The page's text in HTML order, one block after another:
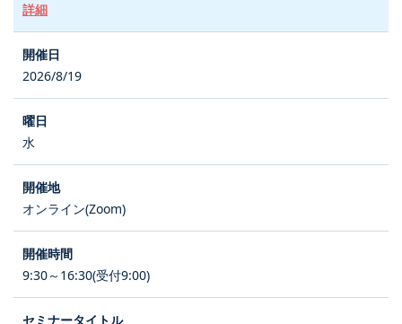
詳細
2026/8/19
水
オンライン(Zoom)
9:30～16:30(受付9:00)